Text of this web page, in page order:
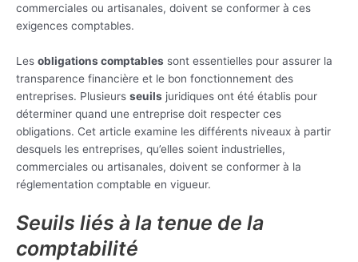
commerciales ou artisanales, doivent se conformer à ces
exigences comptables.
Les obligations comptables sont essentielles pour assurer la
transparence financière et le bon fonctionnement des
entreprises. Plusieurs seuils juridiques ont été établis pour
déterminer quand une entreprise doit respecter ces
obligations. Cet article examine les différents niveaux à partir
desquels les entreprises, qu’elles soient industrielles,
commerciales ou artisanales, doivent se conformer à la
réglementation comptable en vigueur.
Seuils liés à la tenue de la
comptabilité